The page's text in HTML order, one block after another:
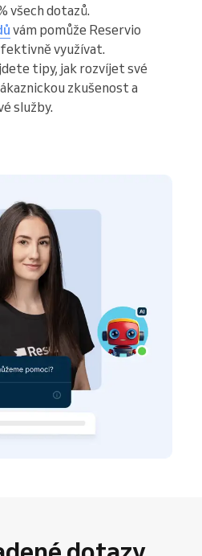
všech dotazů.
vám pomůže Reservio
využívat.
tipy, jak rozvíjet své
zkušenost a
služby.